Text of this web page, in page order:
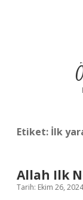
Etiket: İlk
Allah Ilk
Tarih: Ekim 26, 2024